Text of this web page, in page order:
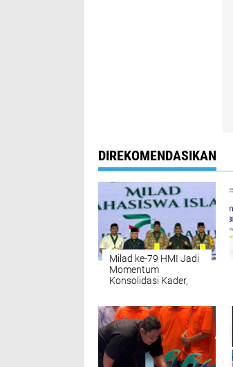
DIREKOMENDASIKAN
Milad ke-79 HMI Jadi
Momentum
Konsolidasi Kader,
Kongres XXXIII